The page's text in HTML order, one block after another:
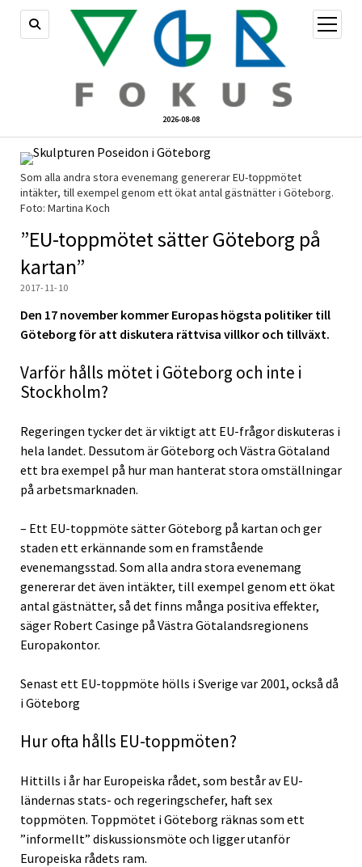
2026-08-08
öppna
meny
Som alla andra stora evenemang genererar EU-toppmötet
intäkter, till exempel genom ett ökat antal gästnätter i Göteborg.
Foto: Martina Koch
”EU-toppmötet sätter Göteborg på
kartan”
2017-11-10
Den 17 november kommer Europas högsta politiker till
Göteborg för att diskutera rättvisa villkor och tillväxt.
Varför hålls mötet i Göteborg och inte i
Stockholm?
Regeringen tycker det är viktigt att EU-frågor diskuteras i
hela landet. Dessutom är Göteborg och Västra Götaland
ett bra exempel på hur man hanterat stora omställningar
på arbetsmarknaden.
– Ett EU-toppmöte sätter Göteborg på kartan och ger
staden ett erkännande som en framstående
evenemangsstad. Som alla andra stora evenemang
genererar det även intäkter, till exempel genom ett ökat
antal gästnätter, så det finns många positiva effekter,
säger Robert Casinge på Västra Götalandsregionens
Europakontor.
Senast ett EU-toppmöte hölls i Sverige var 2001, också då
i Göteborg
Hur ofta hålls EU-toppmöten?
Hittills i år har Europeiska rådet, som består av EU-
ländernas stats- och regeringschefer, haft sex
toppmöten. Toppmötet i Göteborg räknas som ett
”informellt” diskussionsmöte och ligger utanför
Europeiska rådets ram.